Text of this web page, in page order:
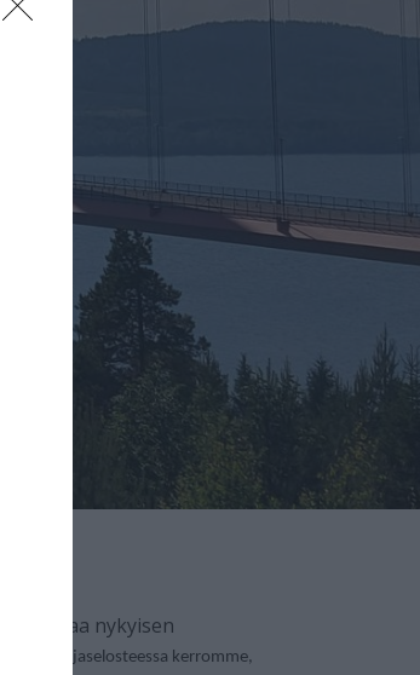
korvaa nykyisen
tietosuojaselosteessa kerromme,